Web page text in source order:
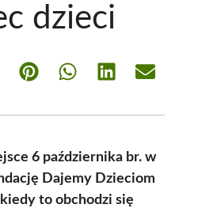
dzieci
Share Share Share Share
6 października br. w
Dajemy Dzieciom
to obchodzi się